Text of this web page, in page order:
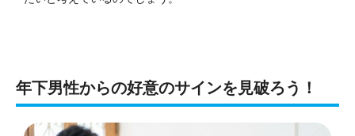
年下男性からの好意のサインを見破ろう！